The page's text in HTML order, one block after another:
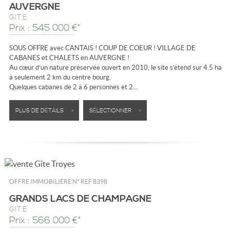
AUVERGNE
GÎTE
Prix : 545 000 €*
SOUS OFFRE avec CANTAIS ! COUP DE COEUR ! VILLAGE DE
CABANES et CHALETS en AUVERGNE !
Au cœur d’un nature préservée ouvert en 2010, le site s’étend sur 4.5 ha
à seulement 2 km du centre bourg.
Quelques cabanes de 2 à 6 personnes et 2...
PLUS DE DÉTAILS > SÉLECTIONNER >
OFFRE IMMOBILIÈRE N° REF 8398
GRANDS LACS DE CHAMPAGNE
GÎTE
Prix : 566 000 €*